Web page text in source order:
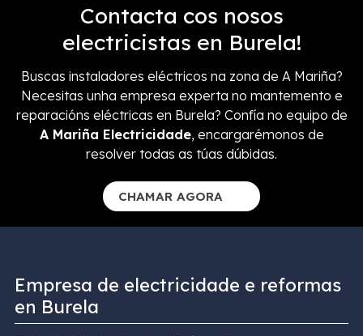
Contacta cos nosos
electricistas en Burela!
Buscas instaladores eléctricos na zona de A Mariña?
Necesitas unha empresa experta no mantemento e
reparacións eléctricas en Burela? Confía no equipo de
A Mariña Electricidade, encargarémonos de
resolver todas as túas dúbidas.
CHAMAR AGORA
Empresa de electricidade e reformas
en Burela